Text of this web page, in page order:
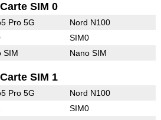
Carte SIM 0
Pro 5G Nord N100
SIM0
SIM Nano SIM
Carte SIM 1
Pro 5G Nord N100
SIM0